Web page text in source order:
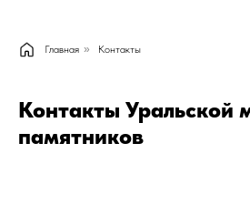
Главная » Контакты
Контакты Уральской
памятников